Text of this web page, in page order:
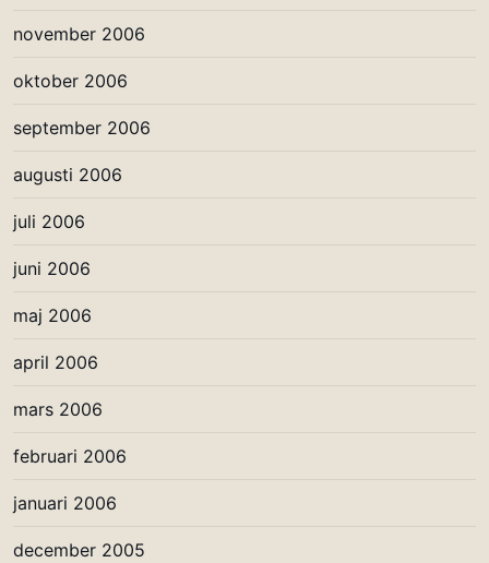
november 2006
oktober 2006
september 2006
augusti 2006
juli 2006
juni 2006
maj 2006
april 2006
mars 2006
februari 2006
januari 2006
december 2005